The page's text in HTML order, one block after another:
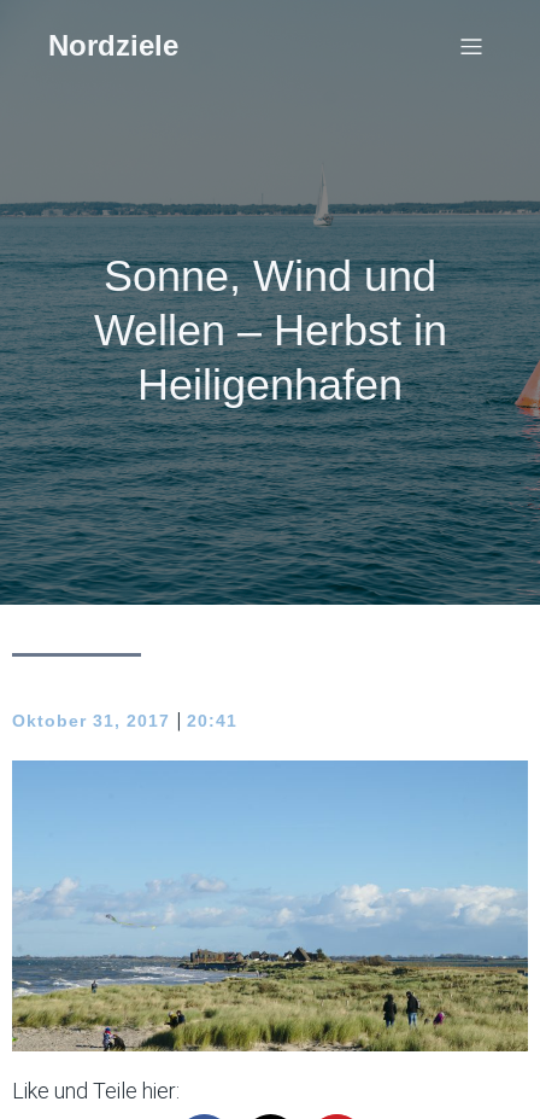
Nordziele
Sonne, Wind und
Wellen – Herbst in
Heiligenhafen
Oktober 31, 2017 | 20:41
Like und Teile hier: